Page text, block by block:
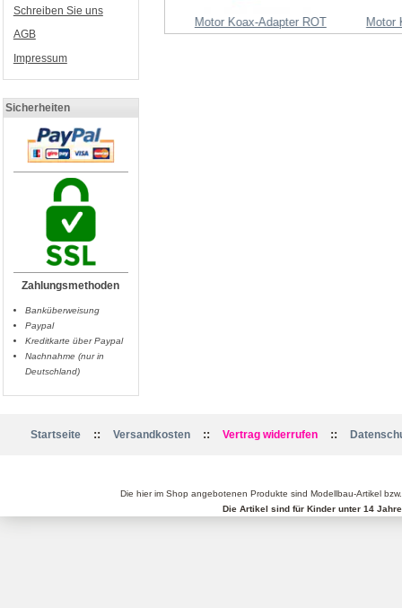
Schreiben Sie uns
AGB
Impressum
Sicherheiten
Zahlungsmethoden
Banküberweisung
Paypal
Kreditkarte über Paypal
Nachnahme (nur in
Deutschland)
Motor Koax-Adapter ROT Motor
Startseite :: Versandkosten :: Vertrag widerrufen ::
Die hier im Shop angebotenen Produkte sind Modellbau-Artikel
Die Artikel sind für Kinder unter 14